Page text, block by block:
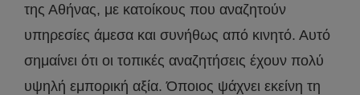
της Αθήνας, με κατοίκους που αναζητούν
υπηρεσίες άμεσα και συνήθως από κινητό. Αυτό
σημαίνει ότι οι τοπικές αναζητήσεις έχουν πολύ
υψηλή εμπορική αξία. Όποιος ψάχνει εκείνη τη